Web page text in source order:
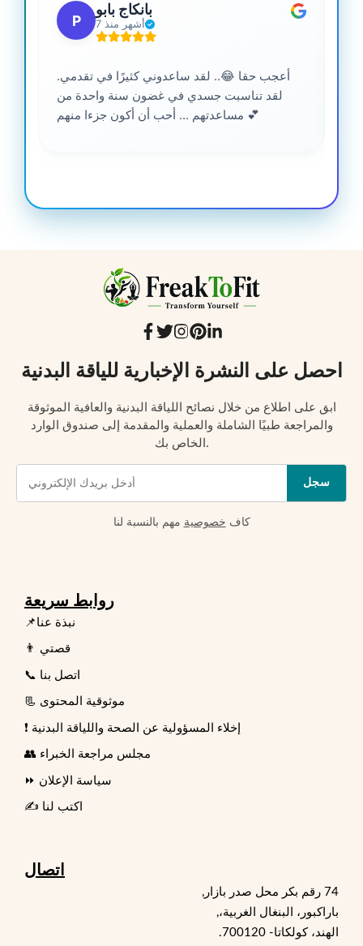
P
بانكاج بابو
7 أشهر منذ
أعجب حقا 😂.. لقد ساعدوني كثيرًا في تقدمي.
لقد تناسبت جسدي في غضون سنة واحدة من
مساعدتهم ... أحب أن أكون جزءا منهم 💕
احصل على النشرة الإخبارية للياقة البدنية
ابق على اطلاع من خلال نصائح اللياقة البدنية والعافية الموثوقة
والمراجعة طبيًا الشاملة والعملية والمقدمة إلى صندوق الوارد
الخاص بك.
سجل
كاف خصوصية مهم بالنسبة لنا
روابط سريعة
📌نبذة عنا
👨 قصتي
📞 اتصل بنا
📃 موثوقية المحتوى
❗ إخلاء المسؤولية عن الصحة واللياقة البدنية
👥 مجلس مراجعة الخبراء
⏩ سياسة الإعلان
✍️ اكتب لنا
اتصال
74 رقم بكر محل صدر بازار,
باراكبور، البنغال الغربية،,
الهند، كولكاتا- 700120.